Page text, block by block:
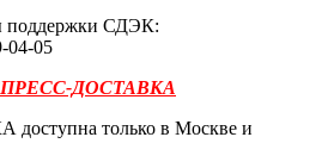
поддержки СДЭК:
04-05
ДОСТАВКА
только в Москве и